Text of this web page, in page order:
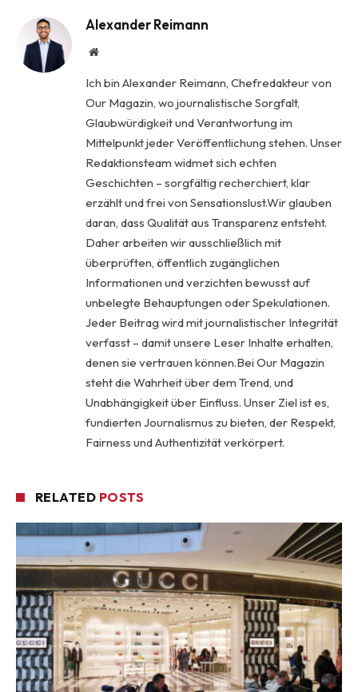
Alexander Reimann
Website
Ich bin Alexander Reimann, Chefredakteur von
Our Magazin, wo journalistische Sorgfalt,
Glaubwürdigkeit und Verantwortung im
Mittelpunkt jeder Veröffentlichung stehen. Unser
Redaktionsteam widmet sich echten
Geschichten – sorgfältig recherchiert, klar
erzählt und frei von Sensationslust.Wir glauben
daran, dass Qualität aus Transparenz entsteht.
Daher arbeiten wir ausschließlich mit
überprüften, öffentlich zugänglichen
Informationen und verzichten bewusst auf
unbelegte Behauptungen oder Spekulationen.
Jeder Beitrag wird mit journalistischer Integrität
verfasst – damit unsere Leser Inhalte erhalten,
denen sie vertrauen können.Bei Our Magazin
steht die Wahrheit über dem Trend, und
Unabhängigkeit über Einfluss. Unser Ziel ist es,
fundierten Journalismus zu bieten, der Respekt,
Fairness und Authentizität verkörpert.
RELATED POSTS